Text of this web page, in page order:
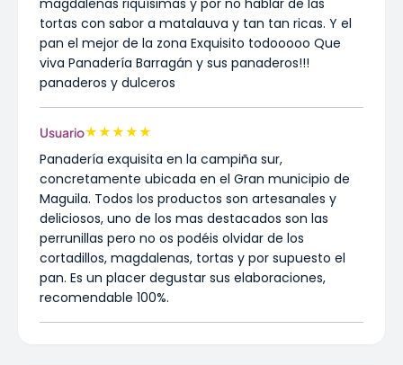
magdalenas riquísimas y por no hablar de las
tortas con sabor a matalauva y tan tan ricas. Y el
pan el mejor de la zona Exquisito todooooo Que
viva Panadería Barragán y sus panaderos!!!
panaderos y dulceros
Usuario★★★★★
Panadería exquisita en la campiña sur,
concretamente ubicada en el Gran municipio de
Maguila. Todos los productos son artesanales y
deliciosos, uno de los mas destacados son las
perrunillas pero no os podéis olvidar de los
cortadillos, magdalenas, tortas y por supuesto el
pan. Es un placer degustar sus elaboraciones,
recomendable 100%.